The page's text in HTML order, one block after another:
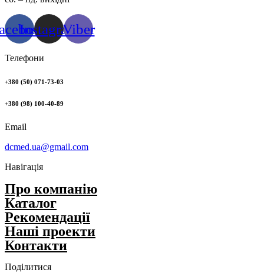
InstagramViber
Телефони
+380 (50) 071-73-03
+380 (98) 100-40-89
Email
dcmed.ua@gmail.com
Навігація
Про компанію
Каталог
Рекомендації
Нашi проекти
Контакти
Поділитися